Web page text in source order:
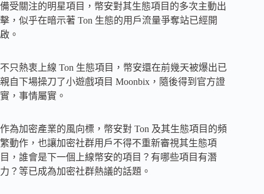
備受關注的明星項目，幣安對其生態項目的多次主動出
擊，似乎在暗示著 Ton 生態的用戶流量爭奪站已經開
啟。
不只熱衷上線 Ton 生態項目，幣安還在前幾天被爆出已
親自下場操刀了小遊戲項目 Moonbix，隨後得到官方證
實，事情屬實。
作為加密產業的風向標，幣安對 Ton 及其生態項目的頻
繁動作，也讓加密社群用戶不得不重新審視其生態項
目，誰會是下一個上線幣安的項目？有哪些項目有潛
力？等已成為加密社群熱議的話題。